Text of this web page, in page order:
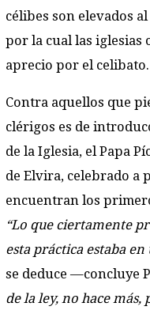
célibes son elevados
por la cual las iglesias
aprecio por el celibato.
Contra aquellos que
clérigos es de
de la Iglesia, el Papa
de Elvira, celebrado a
encuentran los
“Lo que ciertamente
esta práctica estaba en
se deduce —concluye
de la ley, no hace